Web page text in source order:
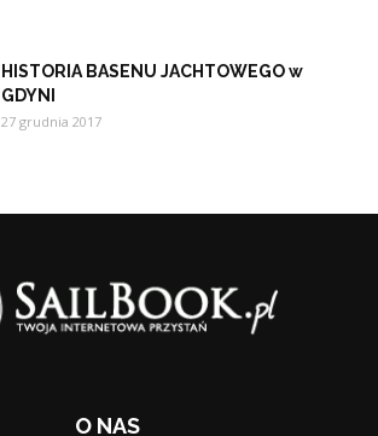
HISTORIA BASENU JACHTOWEGO w
GDYNI
27 grudnia 2017
O NAS